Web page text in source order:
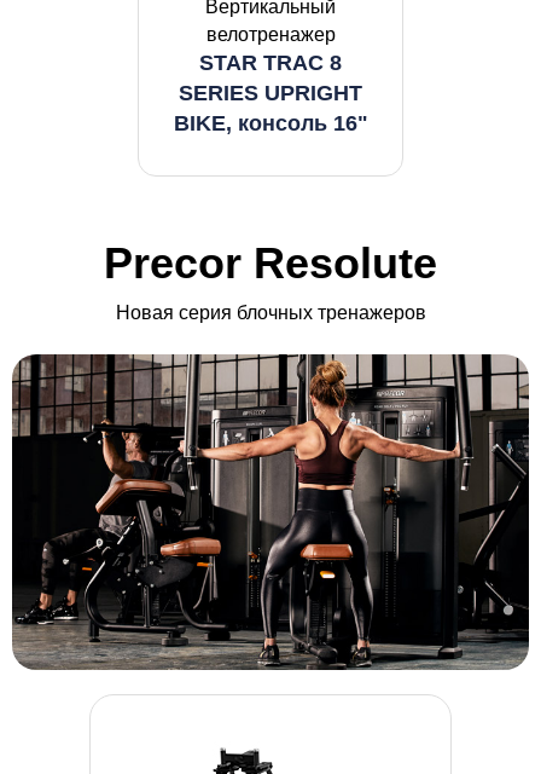
Вертикальный
велотренажер
STAR TRAC 8
SERIES UPRIGHT
BIKE, консоль 16"
Precor Resolute
Новая серия блочных тренажеров